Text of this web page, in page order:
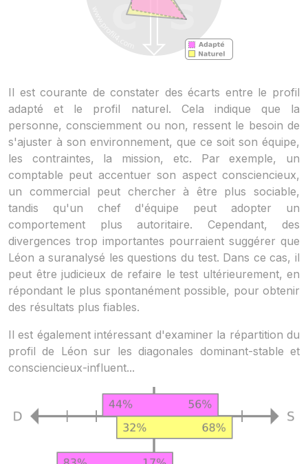
Il est courante de constater des écarts entre le profil
adapté et le profil naturel. Cela indique que la
personne, consciemment ou non, ressent le besoin de
s'ajuster à son environnement, que ce soit son équipe,
les contraintes, la mission, etc. Par exemple, un
comptable peut accentuer son aspect consciencieux,
un commercial peut chercher à être plus sociable,
tandis qu'un chef d'équipe peut adopter un
comportement plus autoritaire. Cependant, des
divergences trop importantes pourraient suggérer que
Léon a suranalysé les questions du test. Dans ce cas, il
peut être judicieux de refaire le test ultérieurement, en
répondant le plus spontanément possible, pour obtenir
des résultats plus fiables.
Il est également intéressant d'examiner la répartition du
profil de Léon sur les diagonales dominant-stable et
consciencieux-influent...